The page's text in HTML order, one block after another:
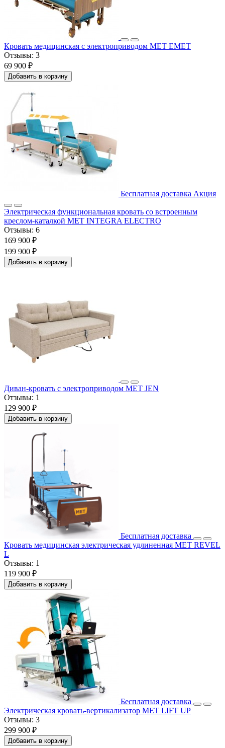
Кровать медицинская с электроприводом MET EMET
Отзывы: 3
69 900 ₽
Добавить в корзину
Бесплатная доставка Акция
Электрическая функциональная кровать со встроенным
креслом-каталкой MET INTEGRA ELECTRO
Отзывы: 6
169 900 ₽
199 900 ₽
Добавить в корзину
Диван-кровать с электроприводом МЕТ JEN
Отзывы: 1
129 900 ₽
Добавить в корзину
Бесплатная доставка
Кровать медицинская электрическая удлиненная MET REVEL
L
Отзывы: 1
119 900 ₽
Добавить в корзину
Бесплатная доставка
Электрическая кровать-вертикализатор MET LIFT UP
Отзывы: 3
299 900 ₽
Добавить в корзину